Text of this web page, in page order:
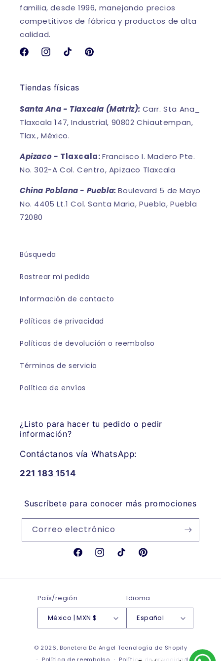
familia, desde 1996, manejando precios
competitivos de fábrica y productos de alta
calidad.
FacebookInstagramTikTokPinterest
Tiendas físicas
Santa Ana - Tlaxcala (Matriz): Carr. Sta Ana_
Tlaxcala 147, Industrial, 90802 Chiautempan,
Tlax., México.
Apizaco - Tlaxcala:Francisco I. Madero Pte.
No. 302-A Col. Centro, Apizaco Tlaxcala
China Poblana - Puebla:Boulevard 5 de Mayo
No. 4405 Lt.1 Col. Santa Maria, Puebla, Puebla
72080
Búsqueda
Rastrear mi pedido
Información de contacto
Políticas de privacidad
Políticas de devolución o reembolso
Términos de servicio
Política de envíos
¿Listo para hacer tu pedido o pedir
información?
Contáctanos vía WhatsApp:
221 183 1514
Suscríbete para conocer más promociones
Correo electrónico
FacebookInstagramTikTokPinterest
País/región
México | MXN $
Idioma
Español
de
© 2026, Bonetera De Angel Tecnología de Shopify
Política de reembolso
Política de privacidad